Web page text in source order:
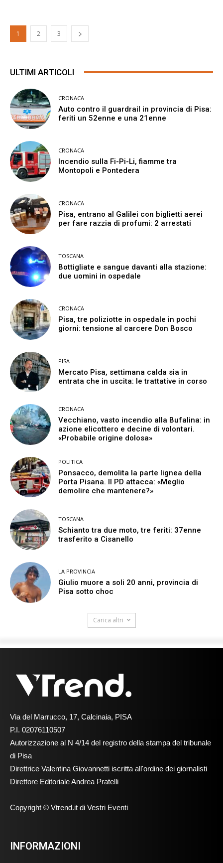
1 2 3
ULTIMI ARTICOLI
CRONACA
Auto contro il guardrail in provincia di Pisa:
feriti un 52enne e una 21enne
CRONACA
Incendio sulla Fi-Pi-Li, fiamme tra
Montopoli e Pontedera
CRONACA
Pisa, entrano al Galilei con biglietti aerei
per fare razzia di profumi: 2 arrestati
TOSCANA
Bottigliate e sangue davanti alla stazione:
due uomini in ospedale
CRONACA
Pisa, tre poliziotte in ospedale in pochi
giorni: tensione al carcere Don Bosco
PISA
Mercato Pisa, settimana calda sia in
entrata che in uscita: le trattative in corso
CRONACA
Vecchiano, vasto incendio alla Bufalina: in
azione elicottero e decine di volontari.
«Probabile origine dolosa»
POLITICA
Ponsacco, demolita la parte lignea della
Porta Pisana. Il PD attacca: «Meglio
demolire che mantenere?»
TOSCANA
Schianto tra due moto, tre feriti: 37enne
trasferito a Cisanello
LA PROVINCIA
Giulio muore a soli 20 anni, provincia di
Pisa sotto choc
Carica altri
Via del Marrucco, 17, Calcinaia, PISA
P.I. 02076110507
Autorizzazione al N 4/14 del registro della stampa del tribunale
di Pisa
Direttrice Valentina Giovannetti iscritta all'ordine dei giornalisti
Direttore Editoriale Andrea Pratelli
Copyright © Vtrend.it di Vestri Eventi
INFORMAZIONI